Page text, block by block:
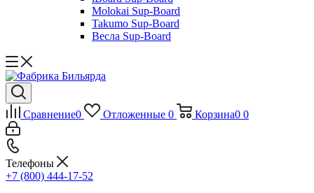
Molokai Sup-Board
Takumo Sup-Board
Весла Sup-Board
Сравнение0 Отложенные 0 Корзина0 0
Телефоны
+7 (800) 444-17-52